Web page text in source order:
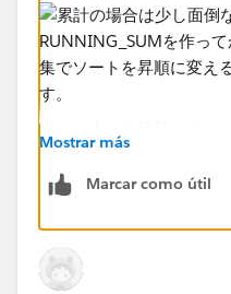
ビュー上で表計算の編集
ら上への累計ができます。
Mostrar más
Marcar como útil